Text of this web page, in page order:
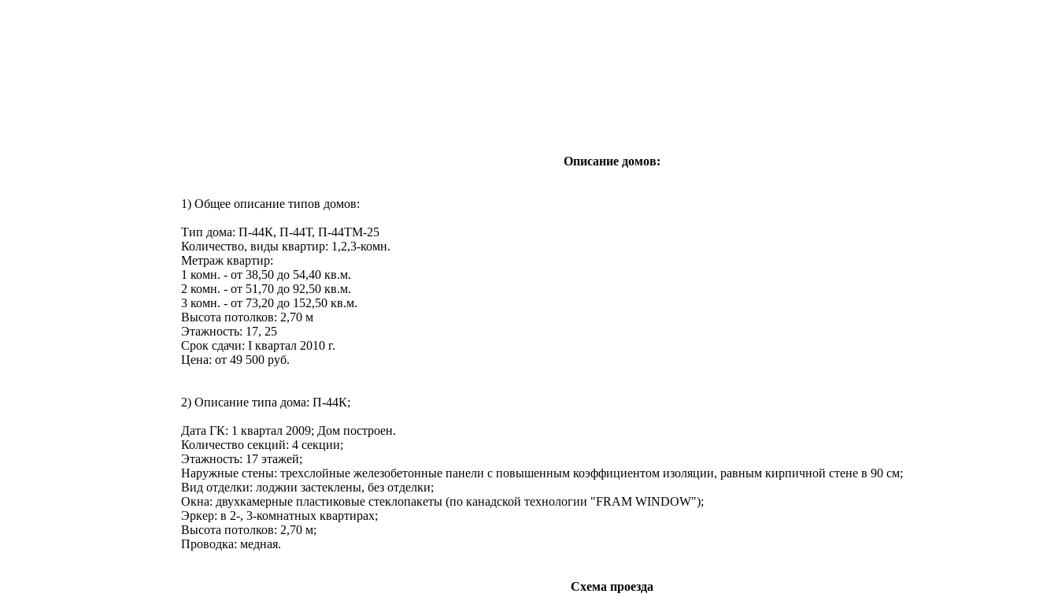
Описание домов:
1) Общее описание типов домов:
Тип дома: П-44К, П-44Т, П-44ТМ-25
Количество, виды квартир: 1,2,3-комн.
Метраж квартир:
1 комн. - от 38,50 до 54,40 кв.м.
2 комн. - от 51,70 до 92,50 кв.м.
3 комн. - от 73,20 до 152,50 кв.м.
Высота потолков: 2,70 м
Этажность: 17, 25
Срок сдачи: I квартал 2010 г.
Цена: от 49 500 руб.
2) Описание типа дома: П-44К;
Дата ГК: 1 квартал 2009; Дом построен.
Количество секций: 4 секции;
Этажность: 17 этажей;
Наружные стены: трехслойные железобетонные панели с повышенным коэффициентом изоляции, равным кирпичной стене в 90 см;
Вид отделки: лоджии застеклены, без отделки;
Окна: двухкамерные пластиковые стеклопакеты (по канадской технологии "FRAM WINDOW");
Эркер: в 2-, 3-комнатных квартирах;
Высота потолков: 2,70 м;
Проводка: медная.
Схема проезда